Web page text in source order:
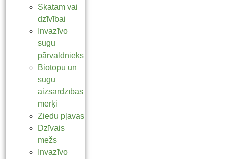
Skatam vai
dzīvībai
Invazīvo
sugu
pārvaldnieks
Biotopu un
sugu
aizsardzības
mērķi
Ziedu pļavas
Dzīvais
mežs
Invazīvo